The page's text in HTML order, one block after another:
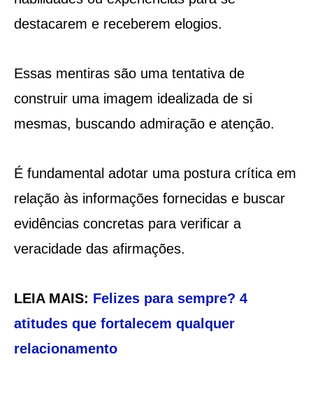
destacarem e receberem elogios.
Essas mentiras são uma tentativa de
construir uma imagem idealizada de si
mesmas, buscando admiração e atenção.
É fundamental adotar uma postura crítica em
relação às informações fornecidas e buscar
evidências concretas para verificar a
veracidade das afirmações.
LEIA MAIS: Felizes para sempre? 4
atitudes que fortalecem qualquer
relacionamento